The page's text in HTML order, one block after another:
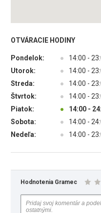
OTVÁRACIE HODINY
Pondelok: ●
14:00 -
Utorok:
●
14:00 -
Streda:
●
14:00 -
Štvrtok:
●
14:00 -
Piatok:
● 14:00 -
Sobota: ●
14:00 -
Nedeľa:
● 14:00 -
Hodnotenia Gramec